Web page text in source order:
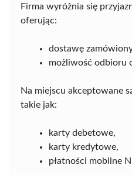
Firma wyróżnia się
oferując:
dostawę
możliwość odbioru
Na miejscu akceptowane
takie jak:
karty debetowe,
karty kredytowe,
płatności mobilne